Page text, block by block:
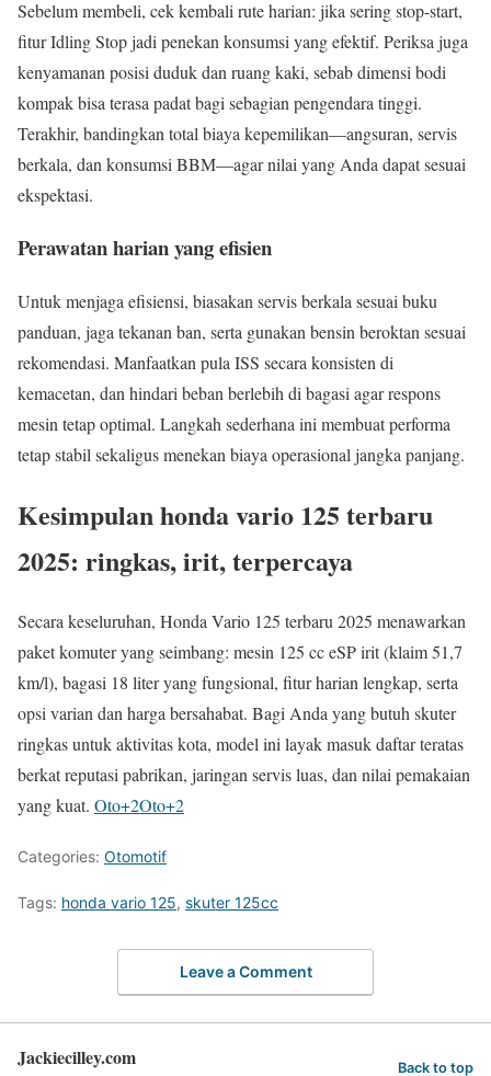
Sebelum membeli, cek kembali rute harian: jika sering stop-start,
fitur Idling Stop jadi penekan konsumsi yang efektif. Periksa juga
kenyamanan posisi duduk dan ruang kaki, sebab dimensi bodi
kompak bisa terasa padat bagi sebagian pengendara tinggi.
Terakhir, bandingkan total biaya kepemilikan—angsuran, servis
berkala, dan konsumsi BBM—agar nilai yang Anda dapat sesuai
ekspektasi.
Perawatan harian yang efisien
Untuk menjaga efisiensi, biasakan servis berkala sesuai buku
panduan, jaga tekanan ban, serta gunakan bensin beroktan sesuai
rekomendasi. Manfaatkan pula ISS secara konsisten di
kemacetan, dan hindari beban berlebih di bagasi agar respons
mesin tetap optimal. Langkah sederhana ini membuat performa
tetap stabil sekaligus menekan biaya operasional jangka panjang.
Kesimpulan honda vario 125 terbaru
2025: ringkas, irit, terpercaya
Secara keseluruhan, Honda Vario 125 terbaru 2025 menawarkan
paket komuter yang seimbang: mesin 125 cc eSP irit (klaim 51,7
km/l), bagasi 18 liter yang fungsional, fitur harian lengkap, serta
opsi varian dan harga bersahabat. Bagi Anda yang butuh skuter
ringkas untuk aktivitas kota, model ini layak masuk daftar teratas
berkat reputasi pabrikan, jaringan servis luas, dan nilai pemakaian
yang kuat. Oto+2Oto+2
Categories: Otomotif
Tags: honda vario 125, skuter 125cc
Leave a Comment
Jackiecilley.com Back to top